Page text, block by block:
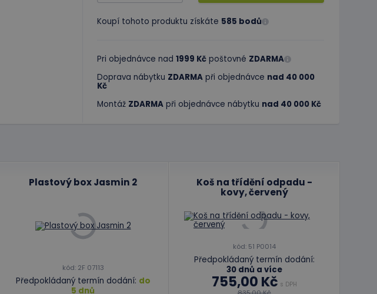
Koupí tohoto produktu získáte 585 bodů
Pri objednávce nad 1999 Kč poštovné ZDARMA
Doprava nábytku ZDARMA při objednávce nad 40 000
Kč
Montáž ZDARMA při objednávce nábytku nad 40 000 Kč
Plastový box Jasmin 2
kód: 2F 07113
Předpokládaný termín dodání: do
5 dnů
Koš na třídění odpadu -
kovy, červený
kód: 51 P0014
Předpokládaný termín dodání:
30 dnů a více
755,00 Kč s DPH